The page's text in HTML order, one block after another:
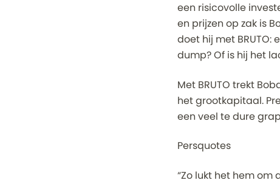
een risicovolle
en prijzen op zak is
doet hij met
dump? Of is hij het
Met BRUTO trekt
het grootkapitaal.
een veel te dure
Persquotes
“Zo lukt het hem om